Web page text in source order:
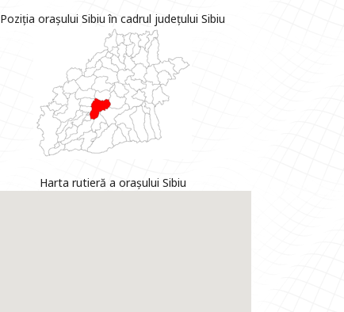
Poziția orașului Sibiu în cadrul județului Sibiu
Harta rutieră a orașului Sibiu